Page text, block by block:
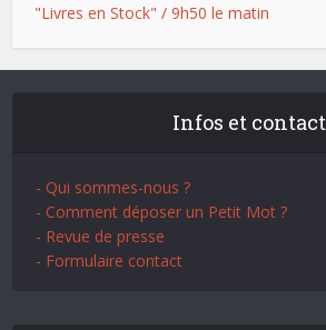
"Livres en Stock" / 9h50 le matin
Infos et contact
- Qui sommes-nous ?
- Comment déposer un Petit Mot ?
- Revue de presse
- Formulaire contact